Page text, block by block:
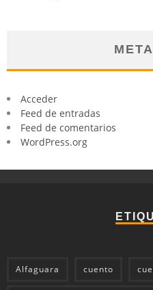
META
Acceder
Feed de entradas
Feed de comentarios
WordPress.org
Alfaguara cuento